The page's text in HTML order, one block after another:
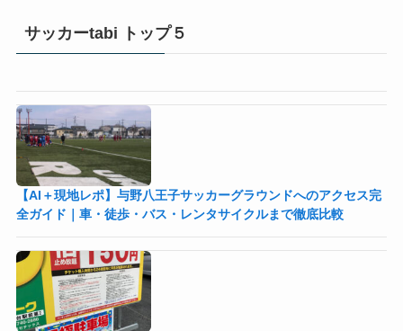
サッカーtabi トップ５
【AI＋現地レポ】与野八王子󠁣󠁴󠁿󠁣󠁴󠁿サッカーグラウンドへのアクセス完
全ガイド｜車・徒歩・バス・レンタサイクルまで徹底比較